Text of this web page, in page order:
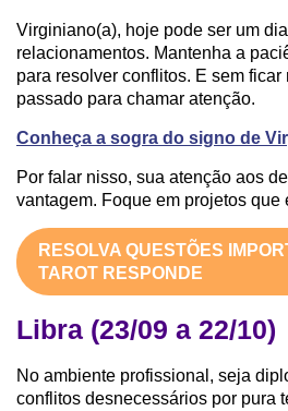
Virginiano(a), hoje pode ser um
relacionamentos. Mantenha a
para resolver conflitos. E sem
passado para chamar atenção.
Conheça a sogra do signo de
Por falar nisso, sua atenção aos
vantagem. Foque em projetos que
RESOLVA QUESTÕES
TAROT RESPONDE
Libra (23/09 a 22/10)
No ambiente profissional, seja
conflitos desnecessários por pura